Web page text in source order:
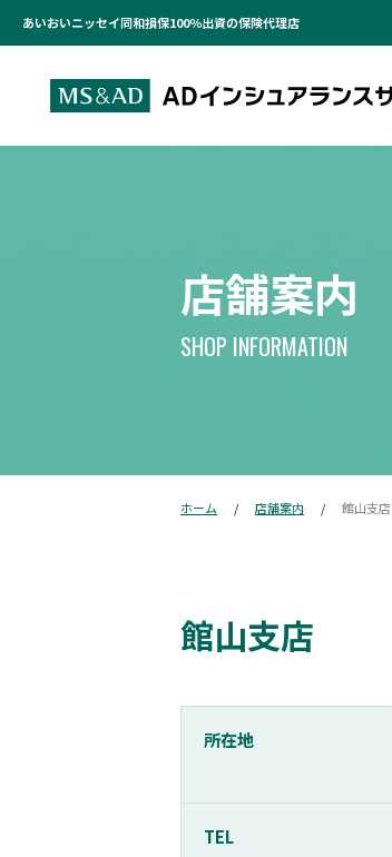
あいおいニッセイ同和損保100％出資の保険代理店
店舗案内
SHOP INFORMATION
ホーム 店舗案内 館山支店
館山支店
所在地
TEL